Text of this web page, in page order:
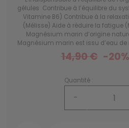
gélules Contribue à l’équilibre du
Vitamine B6) Contribue à la
(Mélisse) Aide à réduire la fatigue
Magnésium marin d’origine
Magnésium marin est issu d’eau
d’une excellente
14,90 € -20%
Quantité :
-